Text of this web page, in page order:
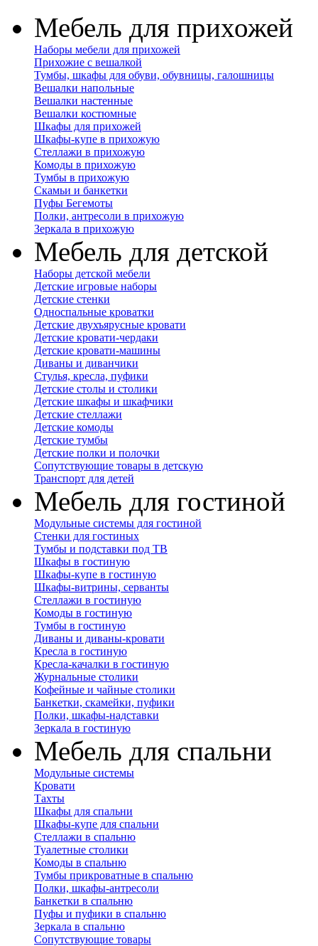
Мебель для прихожей
Наборы мебели для прихожей
Прихожие с вешалкой
Тумбы, шкафы для обуви, обувницы, галошницы
Вешалки напольные
Вешалки настенные
Вешалки костюмные
Шкафы для прихожей
Шкафы-купе в прихожую
Стеллажи в прихожую
Комоды в прихожую
Тумбы в прихожую
Скамьи и банкетки
Пуфы Бегемоты
Полки, антресоли в прихожую
Зеркала в прихожую
Мебель для детской
Наборы детской мебели
Детские игровые наборы
Детские стенки
Односпальные кроватки
Детские двухъярусные кровати
Детские кровати-чердаки
Детские кровати-машины
Диваны и диванчики
Стулья, кресла, пуфики
Детские столы и столики
Детские шкафы и шкафчики
Детские стеллажи
Детские комоды
Детские тумбы
Детские полки и полочки
Сопутствующие товары в детскую
Транспорт для детей
Мебель для гостиной
Модульные системы для гостиной
Стенки для гостиных
Тумбы и подставки под ТВ
Шкафы в гостиную
Шкафы-купе в гостиную
Шкафы-витрины, серванты
Стеллажи в гостиную
Комоды в гостиную
Тумбы в гостиную
Диваны и диваны-кровати
Кресла в гостиную
Кресла-качалки в гостиную
Журнальные столики
Кофейные и чайные столики
Банкетки, скамейки, пуфики
Полки, шкафы-надставки
Зеркала в гостиную
Мебель для спальни
Модульные системы
Кровати
Тахты
Шкафы для спальни
Шкафы-купе для спальни
Стеллажи в спальню
Туалетные столики
Комоды в спальню
Тумбы прикроватные в спальню
Полки, шкафы-антресоли
Банкетки в спальню
Пуфы и пуфики в спальню
Зеркала в спальню
Сопутствующие товары